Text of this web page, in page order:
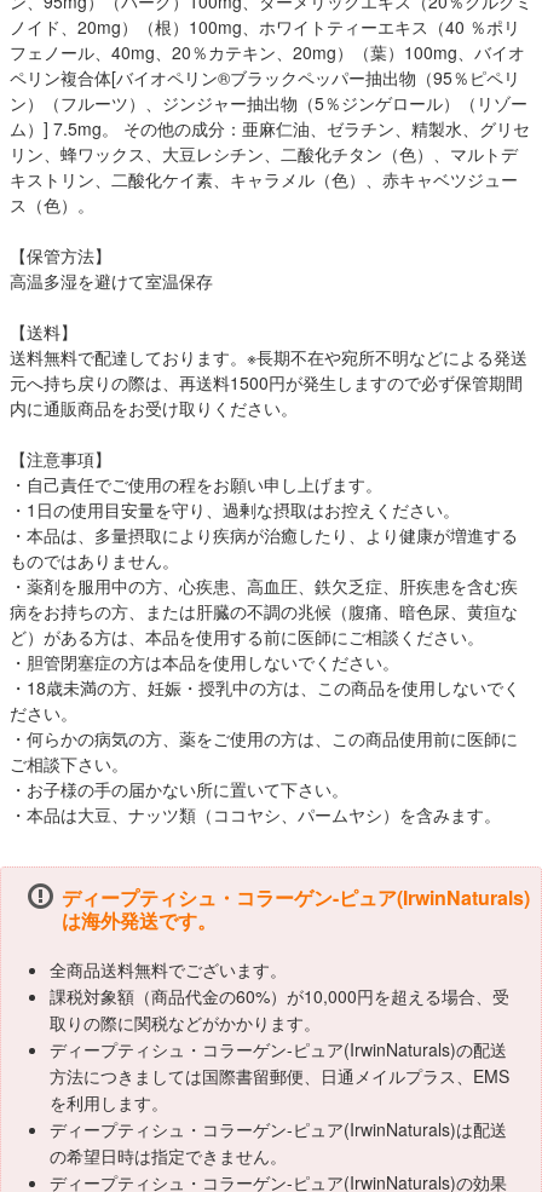
ノイド、20mg）（根）100mg、ホワイトティーエキス（40 ％ポリ
フェノール、40mg、20％カテキン、20mg）（葉）100mg、バイオ
ペリン複合体[バイオペリン®ブラックペッパー抽出物（95％ピペリ
ン）（フルーツ）、ジンジャー抽出物（5％ジンゲロール）（リゾー
ム）] 7.5mg。 その他の成分：亜麻仁油、ゼラチン、精製水、グリセ
リン、蜂ワックス、大豆レシチン、二酸化チタン（色）、マルトデ
キストリン、二酸化ケイ素、キャラメル（色）、赤キャベツジュー
ス（色）。
【保管方法】
高温多湿を避けて室温保存
【送料】
送料無料で配達しております。※長期不在や宛所不明などによる発送
元へ持ち戻りの際は、再送料1500円が発生しますので必ず保管期間
内に通販商品をお受け取りください。
【注意事項】
・自己責任でご使用の程をお願い申し上げます。
・1日の使用目安量を守り、過剰な摂取はお控えください。
・本品は、多量摂取により疾病が治癒したり、より健康が増進する
ものではありません。
・薬剤を服用中の方、心疾患、高血圧、鉄欠乏症、肝疾患を含む疾
病をお持ちの方、または肝臓の不調の兆候（腹痛、暗色尿、黄疸な
ど）がある方は、本品を使用する前に医師にご相談ください。
・胆管閉塞症の方は本品を使用しないでください。
・18歳未満の方、妊娠・授乳中の方は、この商品を使用しないでく
ださい。
・何らかの病気の方、薬をご使用の方は、この商品使用前に医師に
ご相談下さい。
・お子様の手の届かない所に置いて下さい。
・本品は大豆、ナッツ類（ココヤシ、パームヤシ）を含みます。
ディープティシュ・コラーゲン-ピュア(IrwinNaturals)
は海外発送です。
全商品送料無料でございます。
課税対象額（商品代金の60%）が10,000円を超える場合、受
取りの際に関税などがかかります。
ディープティシュ・コラーゲン-ピュア(IrwinNaturals)の配送
方法につきましては国際書留郵便、日通メイルプラス、EMS
を利用します。
ディープティシュ・コラーゲン-ピュア(IrwinNaturals)は配送
の希望日時は指定できません。
ディープティシュ・コラーゲン-ピュア(IrwinNaturals)の効果